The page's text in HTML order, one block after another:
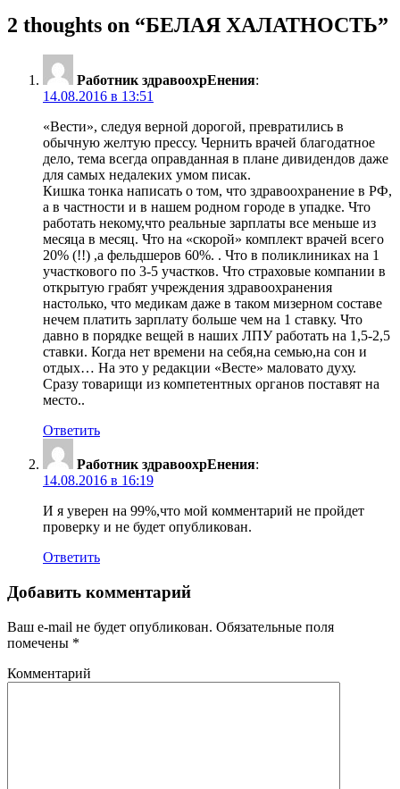
2 thoughts on “БЕЛАЯ ХАЛАТНОСТЬ”
Работник здравоохрЕнения:
14.08.2016 в 13:51
«Вести», следуя верной дорогой, превратились в
обычную желтую прессу. Чернить врачей благодатное
дело, тема всегда оправданная в плане дивидендов даже
для самых недалеких умом писак.
Кишка тонка написать о том, что здравоохранение в РФ,
а в частности и в нашем родном городе в упадке. Что
работать некому,что реальные зарплаты все меньше из
месяца в месяц. Что на «скорой» комплект врачей всего
20% (!!) ,а фельдшеров 60%. . Что в поликлиниках на 1
участкового по 3-5 участков. Что страховые компании в
открытую грабят учреждения здравоохранения
настолько, что медикам даже в таком мизерном составе
нечем платить зарплату больше чем на 1 ставку. Что
давно в порядке вещей в наших ЛПУ работать на 1,5-2,5
ставки. Когда нет времени на себя,на семью,на сон и
отдых… На это у редакции «Весте» маловато духу.
Сразу товарищи из компетентных органов поставят на
место..
Ответить
Работник здравоохрЕнения:
14.08.2016 в 16:19
И я уверен на 99%,что мой комментарий не пройдет
проверку и не будет опубликован.
Ответить
Добавить комментарий
Ваш e-mail не будет опубликован. Обязательные поля
помечены *
Комментарий